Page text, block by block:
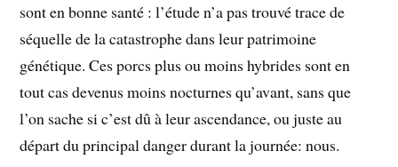
sont en bonne santé : l’étude n’a pas trouvé trace de
séquelle de la catastrophe dans leur patrimoine
génétique. Ces porcs plus ou moins hybrides sont en
tout cas devenus moins nocturnes qu’avant, sans que
l’on sache si c’est dû à leur ascendance, ou juste au
départ du principal danger durant la journée: nous.